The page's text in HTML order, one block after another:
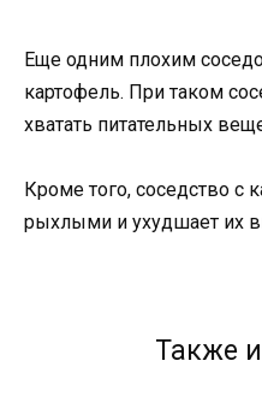
Еще одним плохим
картофель. При таком
хватать питательных
Кроме того, соседство с
рыхлыми и ухудшает их
Также